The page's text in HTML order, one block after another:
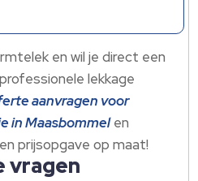
en wil je direct een
lekkage
aanvragen voor
in Maasbommelen
prijsopgave op maat!
vragen